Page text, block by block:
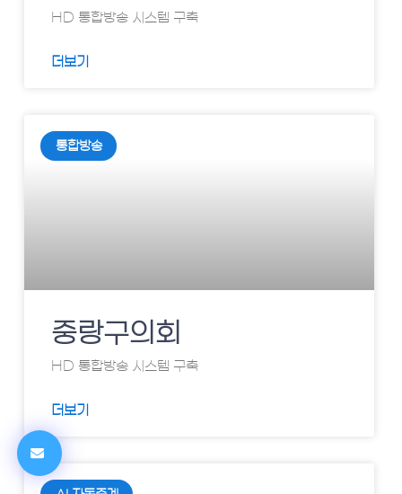
HD 통합방송 시스템 구축
더보기
통합방송
중랑구의회
HD 통합방송 시스템 구축
더보기